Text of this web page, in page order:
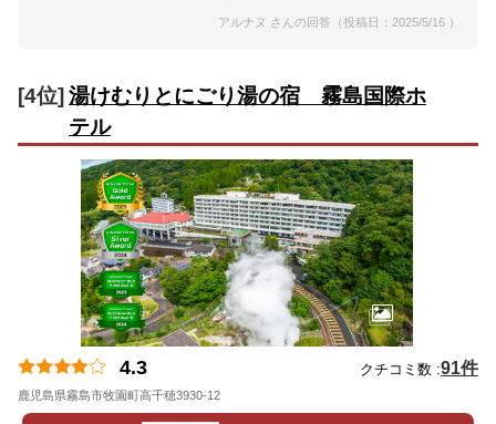
アルナヌ さんの回答（投稿日：2025/5/16 ）
[4位] 湯けむりとにごり湯の宿 霧島国際ホ
テル
4.3 クチコミ数 :91件
鹿児島県霧島市牧園町高千穂3930-12